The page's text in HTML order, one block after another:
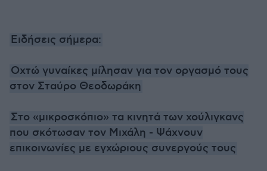
Ειδήσεις σήμερα:
Οχτώ γυναίκες μίλησαν για τον οργασμό τους
στον Σταύρο Θεοδωράκη
Στο «μικροσκόπιο» τα κινητά των χούλιγκανς
που σκότωσαν τον Μιχάλη - Ψάχνουν
επικοινωνίες με εγχώριους συνεργούς τους